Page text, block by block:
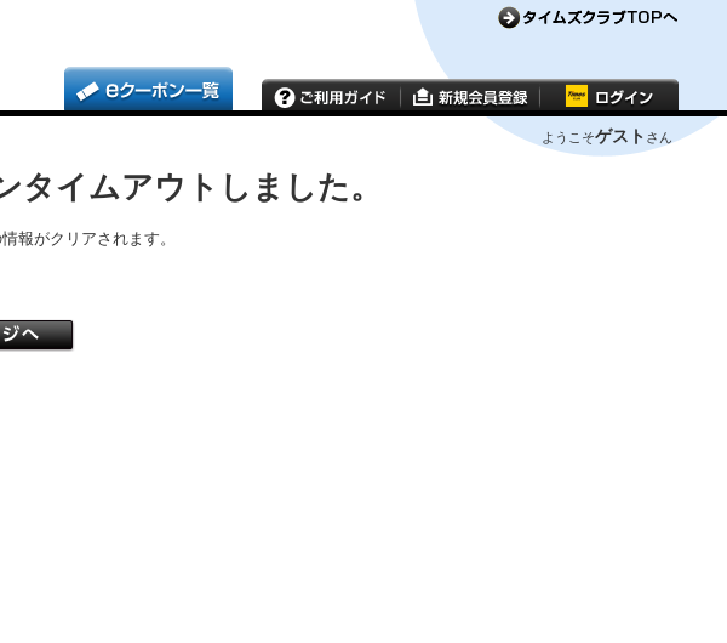
ようこそゲスト さん
タイムアウトしました。
報がクリアされます。